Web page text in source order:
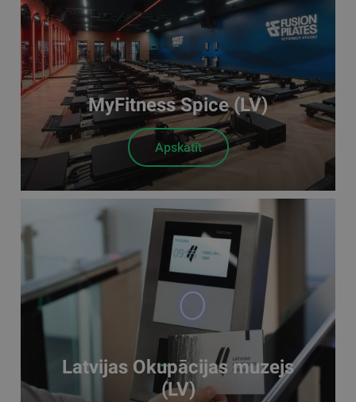
MyFitness Spice (LV)
Apskatīt
Latvijas Okupācijas muzejs
(LV)